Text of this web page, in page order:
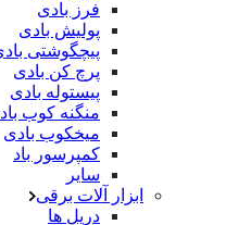
فرز بادی
پولیش بادی
پیچگوشتی
پرچ کن بادی
پیستوله بادی
منگنه کوب
میخکوب بادی
کمپرسور باد
سایر
ابزار آلات برقی
دریل ها